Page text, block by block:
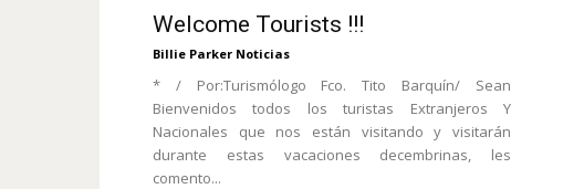
Welcome Tourists !!!
Billie Parker Noticias
* / Por:Turismólogo Fco. Tito Barquín/ Sean
Bienvenidos todos los turistas Extranjeros Y
Nacionales que nos están visitando y visitarán
durante estas vacaciones decembrinas, les
comento...